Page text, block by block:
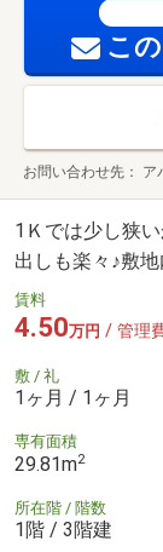
こ
お問い合わせ先 ア
1Ｋでは少し狭
出しも楽々♪敷
賃料
4.50万円 / 管理
敷 / 礼
1ヶ月 / 1ヶ月
専有面積
29.81m2
所在階 / 階数
1階 / 3階建